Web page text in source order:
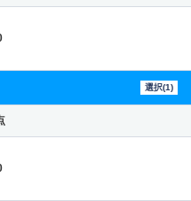
選択(1)